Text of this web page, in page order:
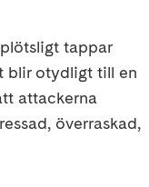
tappar
blir otydligt till en
attackerna
överraskad,